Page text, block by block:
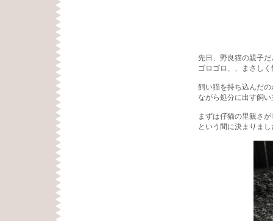
先日、野良猫の親子
ゴロゴロ、、まさし
飼い猫を持ち込んだ
ながら処分に出す飼
まずは仔猫の里親さ
という間に決まりまし